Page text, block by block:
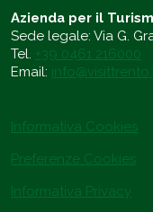
Azienda per il
Sede legale: Via G.
Tel. +39 0461 216000
Email:
Informativa Cookies
Preferenze Cookies
Informativa Privacy